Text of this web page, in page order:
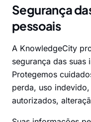
Segurança
pessoais
A KnowledgeCity
segurança das suas
Protegemos
perda, uso
autorizados,